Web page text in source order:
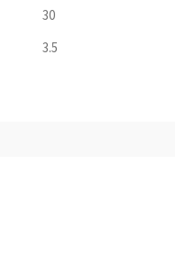
30
3.5